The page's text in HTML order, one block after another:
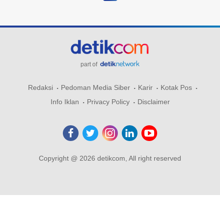
part of
Redaksi Pedoman Media Siber Karir
Kotak Pos
Info Iklan
Privacy Policy Disclaimer
Copyright @ 2026 detikcom, All right reserved